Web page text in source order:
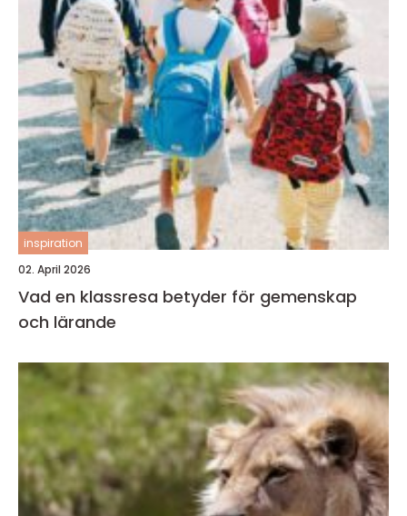
inspiration
02. April 2026
Vad en klassresa betyder för gemenskap
och lärande